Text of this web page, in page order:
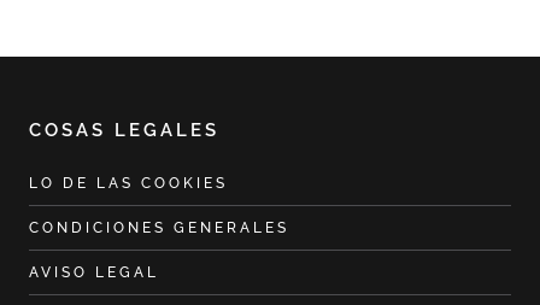
COSAS LEGALES
LO DE LAS COOKIES
CONDICIONES GENERALES
AVISO LEGAL